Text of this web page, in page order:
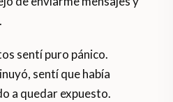
sentí puro pánico.
sentí que había
a quedar expuesto.